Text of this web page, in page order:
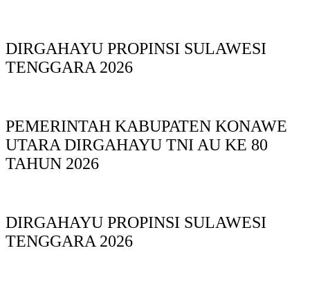
DIRGAHAYU PROPINSI SULAWESI
TENGGARA 2026
PEMERINTAH KABUPATEN KONAWE
UTARA DIRGAHAYU TNI AU KE 80
TAHUN 2026
DIRGAHAYU PROPINSI SULAWESI
TENGGARA 2026